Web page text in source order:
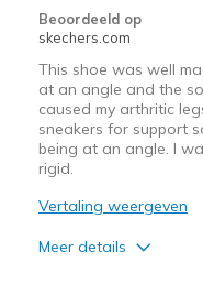
Beoordeeld op
skechers.com
This shoe was well
at an angle and the
caused my arthritic
sneakers for support
being at an angle. I
rigid.
Vertaling weergeven
Meer details